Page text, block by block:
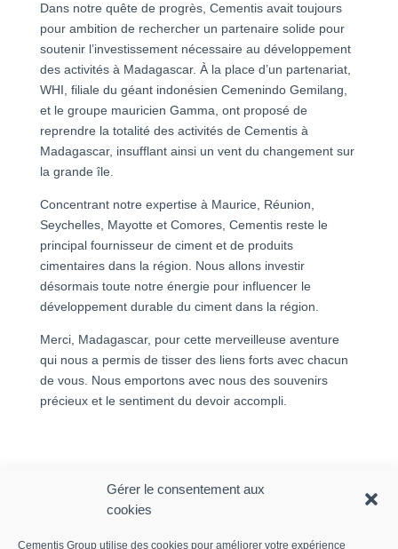
Gérer le consentement aux
cookies
Cementis Group utilise des cookies pour améliorer votre expérience
Dans notre quête de progrès, Cementis avait toujours
pour ambition de rechercher un partenaire solide pour
soutenir l’investissement nécessaire au développement
des activités à Madagascar. À la place d’un partenariat,
WHI, filiale du géant indonésien Cemenindo Gemilang,
et le groupe mauricien Gamma, ont proposé de
reprendre la totalité des activités de Cementis à
Madagascar, insufflant ainsi un vent du changement sur
la grande île.
Concentrant notre expertise à Maurice, Réunion,
Seychelles, Mayotte et Comores, Cementis reste le
principal fournisseur de ciment et de produits
cimentaires dans la région. Nous allons investir
désormais toute notre énergie pour influencer le
développement durable du ciment dans la région.
Merci, Madagascar, pour cette merveilleuse aventure
qui nous a permis de tisser des liens forts avec chacun
de vous. Nous emportons avec nous des souvenirs
précieux et le sentiment du devoir accompli.
Articles récents